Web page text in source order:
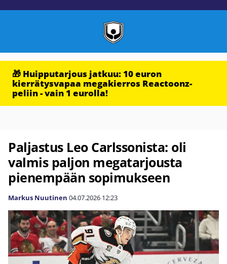
🎁 Huipputarjous jatkuu: 10 euron
kierrätysvapaa megakierros Reactoonz-
peliin - vain 1 eurolla!
Paljastus Leo Carlssonista: oli
valmis paljon megatarjousta
pienempään sopimukseen
Markus Nuutinen 04.07.2026 12:23